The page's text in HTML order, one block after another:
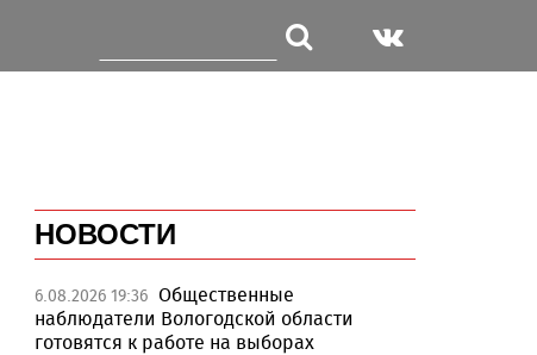
НОВОСТИ
6.08.2026 19:36 Общественные
наблюдатели Вологодской области
готовятся к работе на выборах